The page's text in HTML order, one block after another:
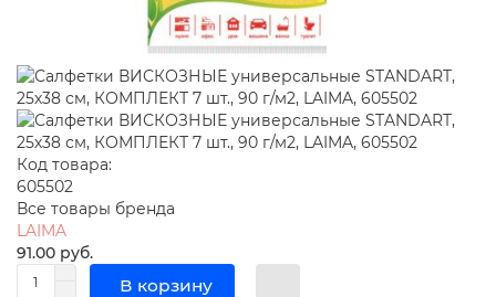
Код товара:
605502
Все товары бренда
LAIMA
91.00 руб.
В корзину